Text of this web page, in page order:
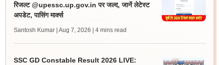
रिजल्ट @upessc.up.gov.in पर जल्द, जानें लेटेस्ट
अपडेट, पासिंग मार्क्स
Santosh Kumar | Aug 7, 2026 | 4 mins read
SSC GD Constable Result 2026 LIVE: